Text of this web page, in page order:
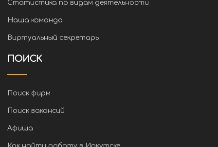
Статистика по видам деятельности
Наша команда
Виртуальный секретарь
ПОИСК
Поиск фирм
Поиск вакансий
Афиша